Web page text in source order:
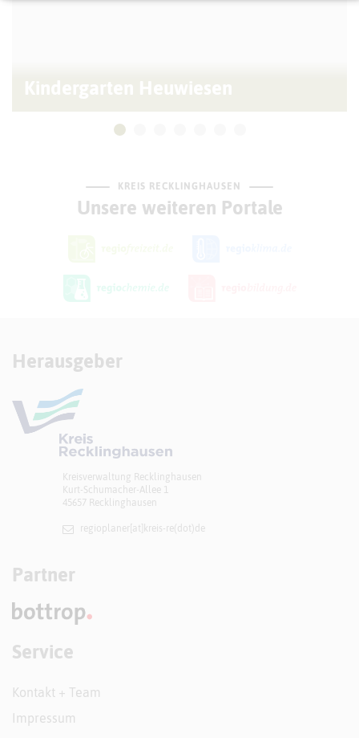
KREIS RECKLINGHAUSEN
Unsere weiteren Portale
Herausgeber
Kreisverwaltung Recklinghausen
Kurt-Schumacher-Allee 1
45657 Recklinghausen
regioplaner[at]​kreis-re(dot)de
Partner
Service
Kontakt + Team
Impressum